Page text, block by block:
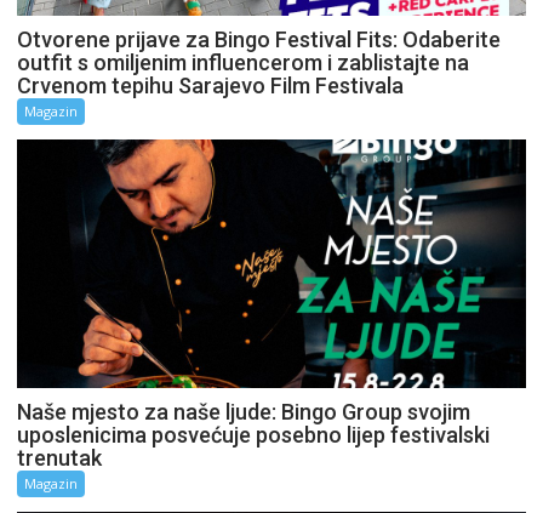
Otvorene prijave za Bingo Festival Fits: Odaberite
outfit s omiljenim influencerom i zablistajte na
Crvenom tepihu Sarajevo Film Festivala
Magazin
Naše mjesto za naše ljude: Bingo Group svojim
uposlenicima posvećuje posebno lijep festivalski
trenutak
Magazin